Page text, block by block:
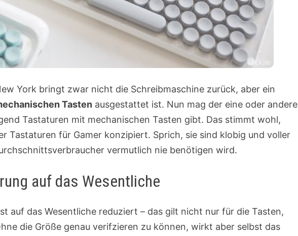
York bringt zwar nicht die Schreibmaschine zurück, aber ein
Tasten ausgestattet ist. Nun mag der eine oder andere
Tastaturen mit mechanischen Tasten gibt. Das stimmt wohl,
Tastaturen für Gamer konzipiert. Sprich, sie sind klobig und voller
vermutlich nie benötigen wird.
auf das Wesentliche
auf das Wesentliche reduziert – das gilt nicht nur für die Tasten,
die Größe genau verifzieren zu können, wirkt aber selbst das